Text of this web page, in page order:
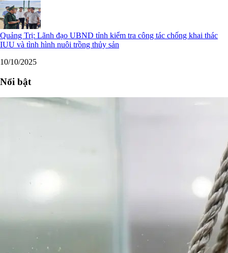
Quảng Trị: Lãnh đạo UBND tỉnh kiểm tra công tác chống khai thác
IUU và tình hình nuôi trồng thủy sản
10/10/2025
Nổi bật